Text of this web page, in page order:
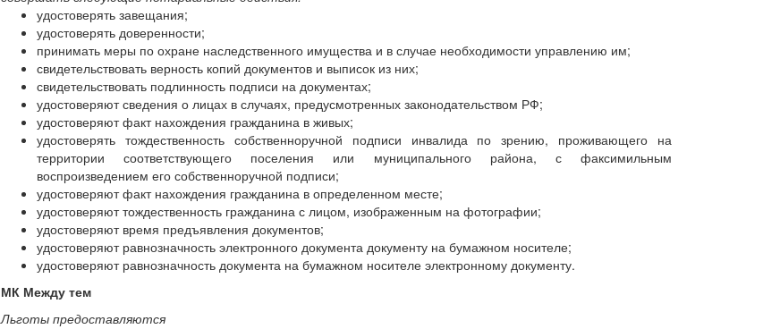
удостоверять завещания;
удостоверять доверенности;
принимать меры по охране наследственного имущества и в случае необходимости управлению им;
свидетельствовать верность копий документов и выписок из них;
свидетельствовать подлинность подписи на документах;
удостоверяют сведения о лицах в случаях, предусмотренных законодательством РФ;
удостоверяют факт нахождения гражданина в живых;
удостоверять тождественность собственноручной подписи инвалида по зрению, проживающего на
территории соответствующего поселения или муниципального района, с факсимильным
воспроизведением его собственноручной подписи;
удостоверяют факт нахождения гражданина в определенном месте;
удостоверяют тождественность гражданина с лицом, изображенным на фотографии;
удостоверяют время предъявления документов;
удостоверяют равнозначность электронного документа документу на бумажном носителе;
удостоверяют равнозначность документа на бумажном носителе электронному документу.
МК Между тем
Льготы предоставляются